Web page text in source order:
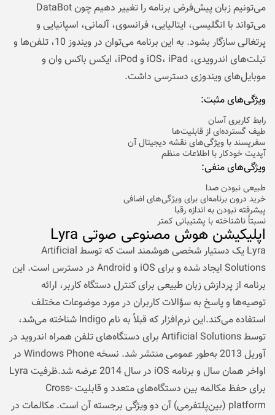
می‌تونیم زبان پیش‌فرض برنامه را تغییر دهیم چون DataBot
می‌تواند با انگلیسی، ایتالیایی، فرانسوی، آلمانی، اسپانیایی و
پرتغالی سازگار بشود. به این برنامه می‌توان در ویندوز 10، تلفن‌ها و
تبلت‌های اندرویدی، iOS، iPad و iPod، ایکس باکس وان و
موبایل‌های ویندوزی دسترسی داشت.
ویژگی‌های مثبت:
رابط کاربری آسان
طیف گسترده‌ای از قابلیت‌ها
سفرپسند با ویژگی‌های نقشه دیجیتال آن
آپدیت خودکار با اطلاعات منظم
ویژگی‌های منفی:
طبیعی نبودن صدا
خرید درون برنامه‌ای برای ویژگی‌های اضافی
پیشرفته نبودن به اندازه رقبا
نسبتاً ناشناخته با پشتیبانی کمتر
اپلیکیشن هوش مصنوعی صوتی Lyra
Lyra یک دستیار شخصی هوشمند است که توسط Artificial
Solutions ایجاد شده و برای iOS و Android در دسترس است. این
برنامه از پردازش زبان طبیعی برای کنترل دستگاه کاربر، ارائه
توصیه‌ها و پاسخ به سؤالات کاربران در مورد موضوعات مختلف
استفاده می‌کند.این نرم‌افزار که قبلاً به نام Indigo شناخته می‌شد،
توسط Artificial Solutions برای دستگاه‌های تلفن همراه اندروید در
آوریل 2013 به‌طور عمومی منتشر شد. نسخه Windows Phone در
اواخر همان سال و برنامه iOS در سال 2014 عرضه شد.ظرفیت Lyra
برای حفظ مکالمه بین دستگاه‌های متعدد و قابلیت Cross-
platform (بین‌پلتفرمی) آن دو ویژگی برجسته آن است. مکالمات در